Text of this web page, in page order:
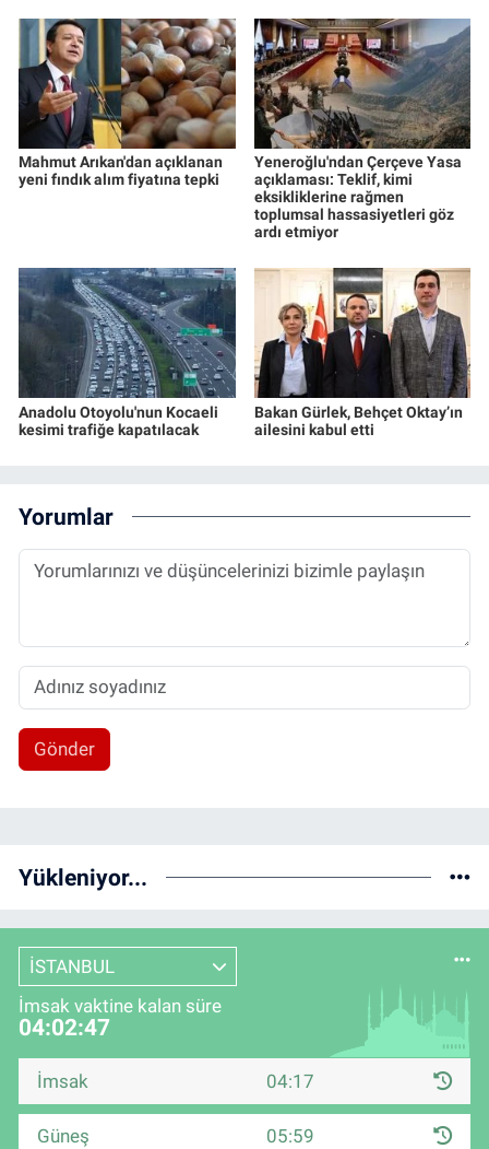
Mahmut Arıkan'dan açıklanan
yeni fındık alım fiyatına tepki
Yeneroğlu'ndan Çerçeve Yasa
açıklaması: Teklif, kimi
eksikliklerine rağmen
toplumsal hassasiyetleri göz
ardı etmiyor
Anadolu Otoyolu'nun Kocaeli
kesimi trafiğe kapatılacak
Bakan Gürlek, Behçet Oktay’ın
ailesini kabul etti
Yorumlar
Gönder
Yükleniyor...
İSTANBUL
İmsak vaktine kalan süre
04:02:46
İmsak 04:17
Güneş 05:59